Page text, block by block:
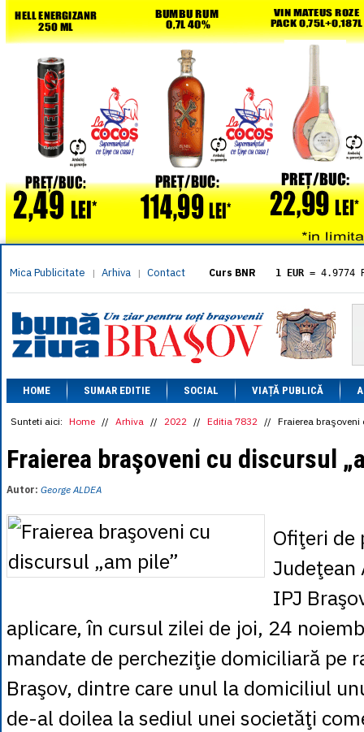
Mica Publicitate | Arhiva | Contact Curs BNR 1 EUR = 4.9774
= 5.8304
1 XAU= 464.4611
1 AED= 1.1933
1 AUD= 2.7957
1 BGN= 2.5449
1 CAD= 3.1559
1 CHF= 5.2813
1 CNY= 0.6015
= 0.6668
1 EGP = 0.0860
1 MDL= 0.2538
1 MXN= 0.2227
1 NOK = 0.4191
= 2.6097
1 PLN
= 1.1646
= 0.0425
1 RUB= 0.0530
1 SEK = 0.4526
1 TRY = 0.1141
1 UAH= 0.1048
1 XDR = 5.9383
1 ZAR = 0.2318
HOME SUMAR EDITIE SOCIAL VIAȚĂ PUBLICĂ
Sunteti aici: Home // Arhiva // 2022 // Editia 7832 // Fraierea
Fraierea braşoveni cu discursul
Autor: George ALDEA
Ofiţeri de
Judeţean
IPJ
aplicare, în cursul zilei de joi, 24
mandate de percheziţie domiciliară pe
Braşov, dintre care unul la domiciliul
de-al doilea la sediul unei societăţi